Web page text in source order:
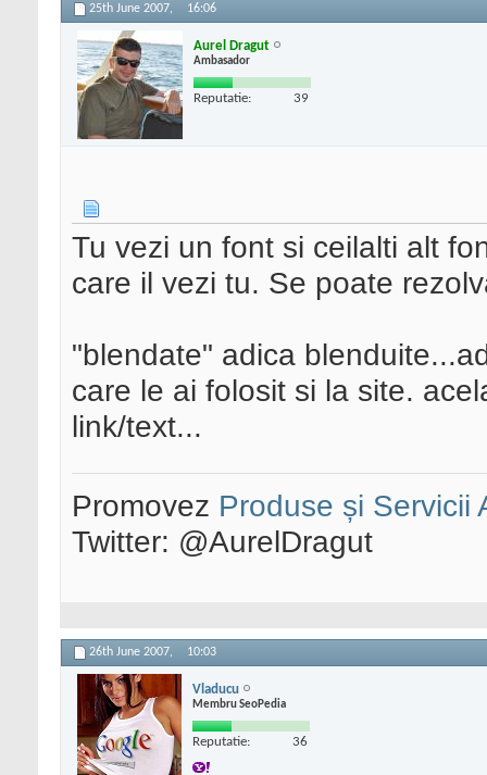
25th June 2007, 16:06
Aurel Dragut
Ambasador
Reputatie: 39
Tu vezi un font si ceilalti alt
care il vezi tu. Se poate
"blendate" adica
care le ai folosit si la site.
link/text...
Promovez Produse și Servicii
Twitter: @AurelDragut
26th June 2007, 10:03
Vladucu
Membru SeoPedia
Reputatie: 36